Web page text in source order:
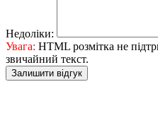
Недоліки:
Увага: HTML розмітка не
звичайний текст.
Залишити відгук